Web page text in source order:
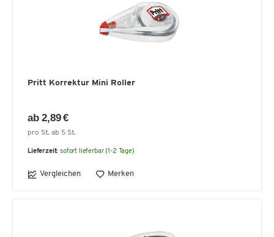
Pritt Korrektur Mini Roller
ab 2,89 €
pro St. ab 5 St.
Lieferzeit: sofort lieferbar (1-2 Tage)
Vergleichen Merken